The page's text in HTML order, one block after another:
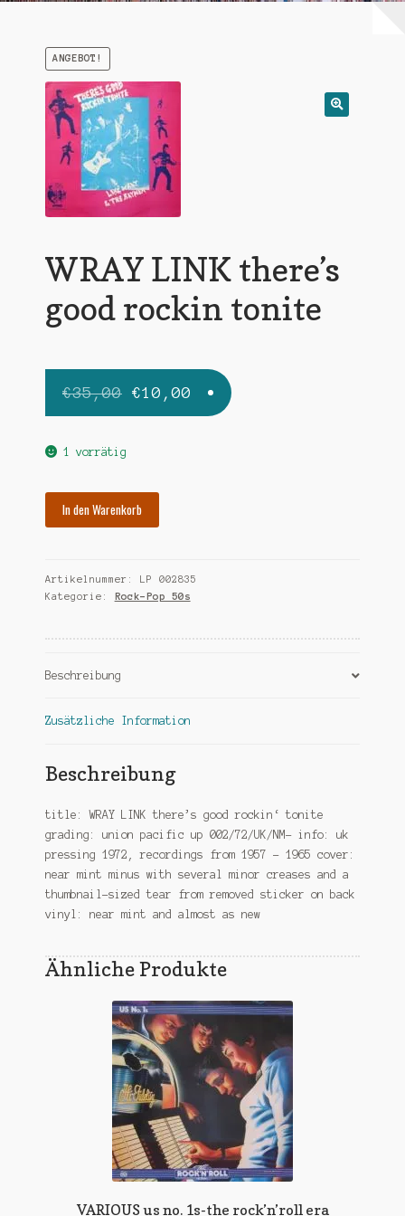
Mein Konto
ANGEBOT!
WRAY LINK there’s
good rockin tonite
€35,00 Ursprünglicher
Preis
€10,00 Aktueller
Preis
1 vorrätig
rockin
tonite
In den Warenkorb
Artikelnummer:
LP 002835
Kategorie:
Rock-Pop 50s
Beschreibung
Zusätzliche Information
Beschreibung
title: WRAY LINK there’s good rockin‘ tonite
grading: union pacific up 002/72/UK/NM- info: uk
pressing 1972, recordings from 1957 – 1965 cover:
near mint minus with several minor creases and a
thumbnail-sized tear from removed sticker on back
vinyl: near mint and almost as new
Ähnliche Produkte
VARIOUS us no. 1s-the rock’n’roll era